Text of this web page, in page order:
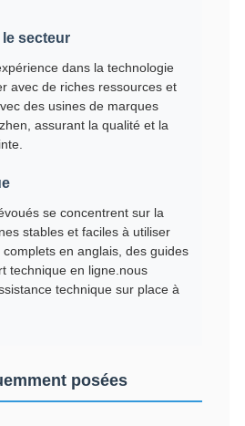
secteur
dans la technologie
avec de riches ressources et
des usines de marques
assurant la qualité et la
se concentrent sur la
stables et faciles à utiliser
en anglais, des guides
technique en ligne.nous
technique sur place à
posées